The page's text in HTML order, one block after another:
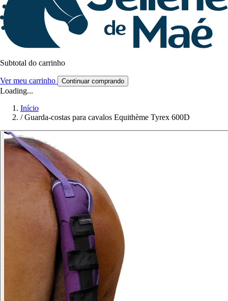
Subtotal do carrinho
Ver meu carrinho Continuar comprando
Loading...
Início
/ Guarda-costas para cavalos Equithème Tyrex 600D